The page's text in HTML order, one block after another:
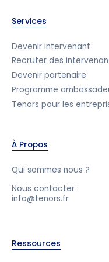
Services
Devenir intervenant
Recruter des
Devenir partenaire
Programme
Tenors pour les
À Propos
Qui sommes nous ?
Nous contacter :
info@tenors.fr
Ressources